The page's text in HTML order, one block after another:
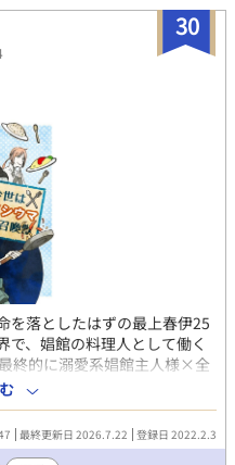
30
を落としたはずの最上春伊25
、娼館の料理人として働く
終的に溺愛系娼館主人様×全
子もゴリゴリ出てきます。 ※
穴があってもスルーしてくだ
気持ちで読んでくださると幸
いつか直したい。 ※なるべく
最終更新日 2026.7.22 登録日 2022.2.3